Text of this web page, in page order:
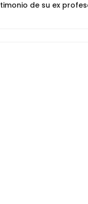
de su ex